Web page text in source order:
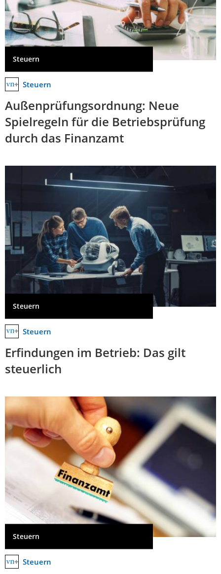
Steuern
Steuern
Außenprüfungsordnung: Neue
Spielregeln für die Betriebsprüfung
durch das Finanzamt
Steuern
Steuern
Erfindungen im Betrieb: Das gilt
steuerlich
Steuern
Steuern